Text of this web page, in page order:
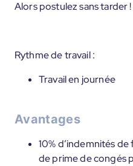
Alors postulez sans tarder !
Rythme de travail :
Travail en journée
Avantages
10% d’indemnités
de prime de congés